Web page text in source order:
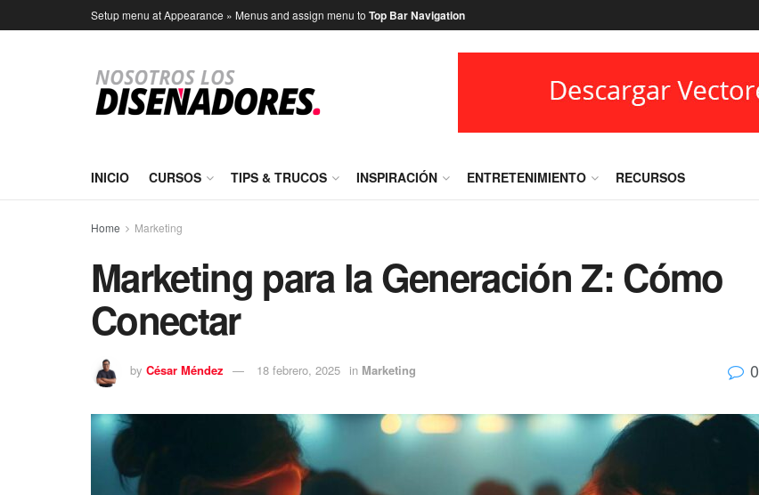
Setup menu at Appearance » Menus and assign menu to Top Bar Navigation
INICIO CURSOS TIPS & TRUCOS INSPIRACIÓN ENTRETENIMIENTO RECURSOS
Home Marketing
Marketing para la Generación Z: Cómo
Conectar
by César Méndez 18 febrero, 2025 in Marketing 0